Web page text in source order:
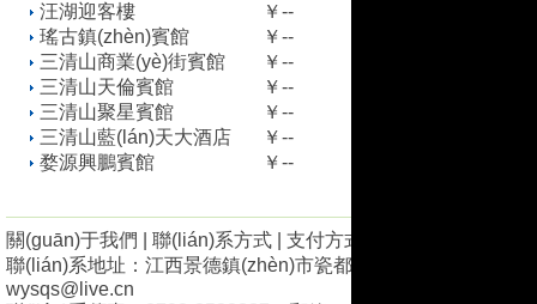
汪湖迎客樓
￥--
瑤古鎮(zhèn)賓館
￥--
三清山商業(yè)街賓館
￥--
三清山天倫賓館
￥--
三清山聚星賓館
￥--
三清山藍(lán)天大酒店
￥--
婺源興鵬賓館
￥--
關(guān)于我們 聯(lián)系方式 支付方式
聯(lián)系地址：江西景德鎮(zhèn)市瓷都大道968號(hào)A
wysqs@live.cn